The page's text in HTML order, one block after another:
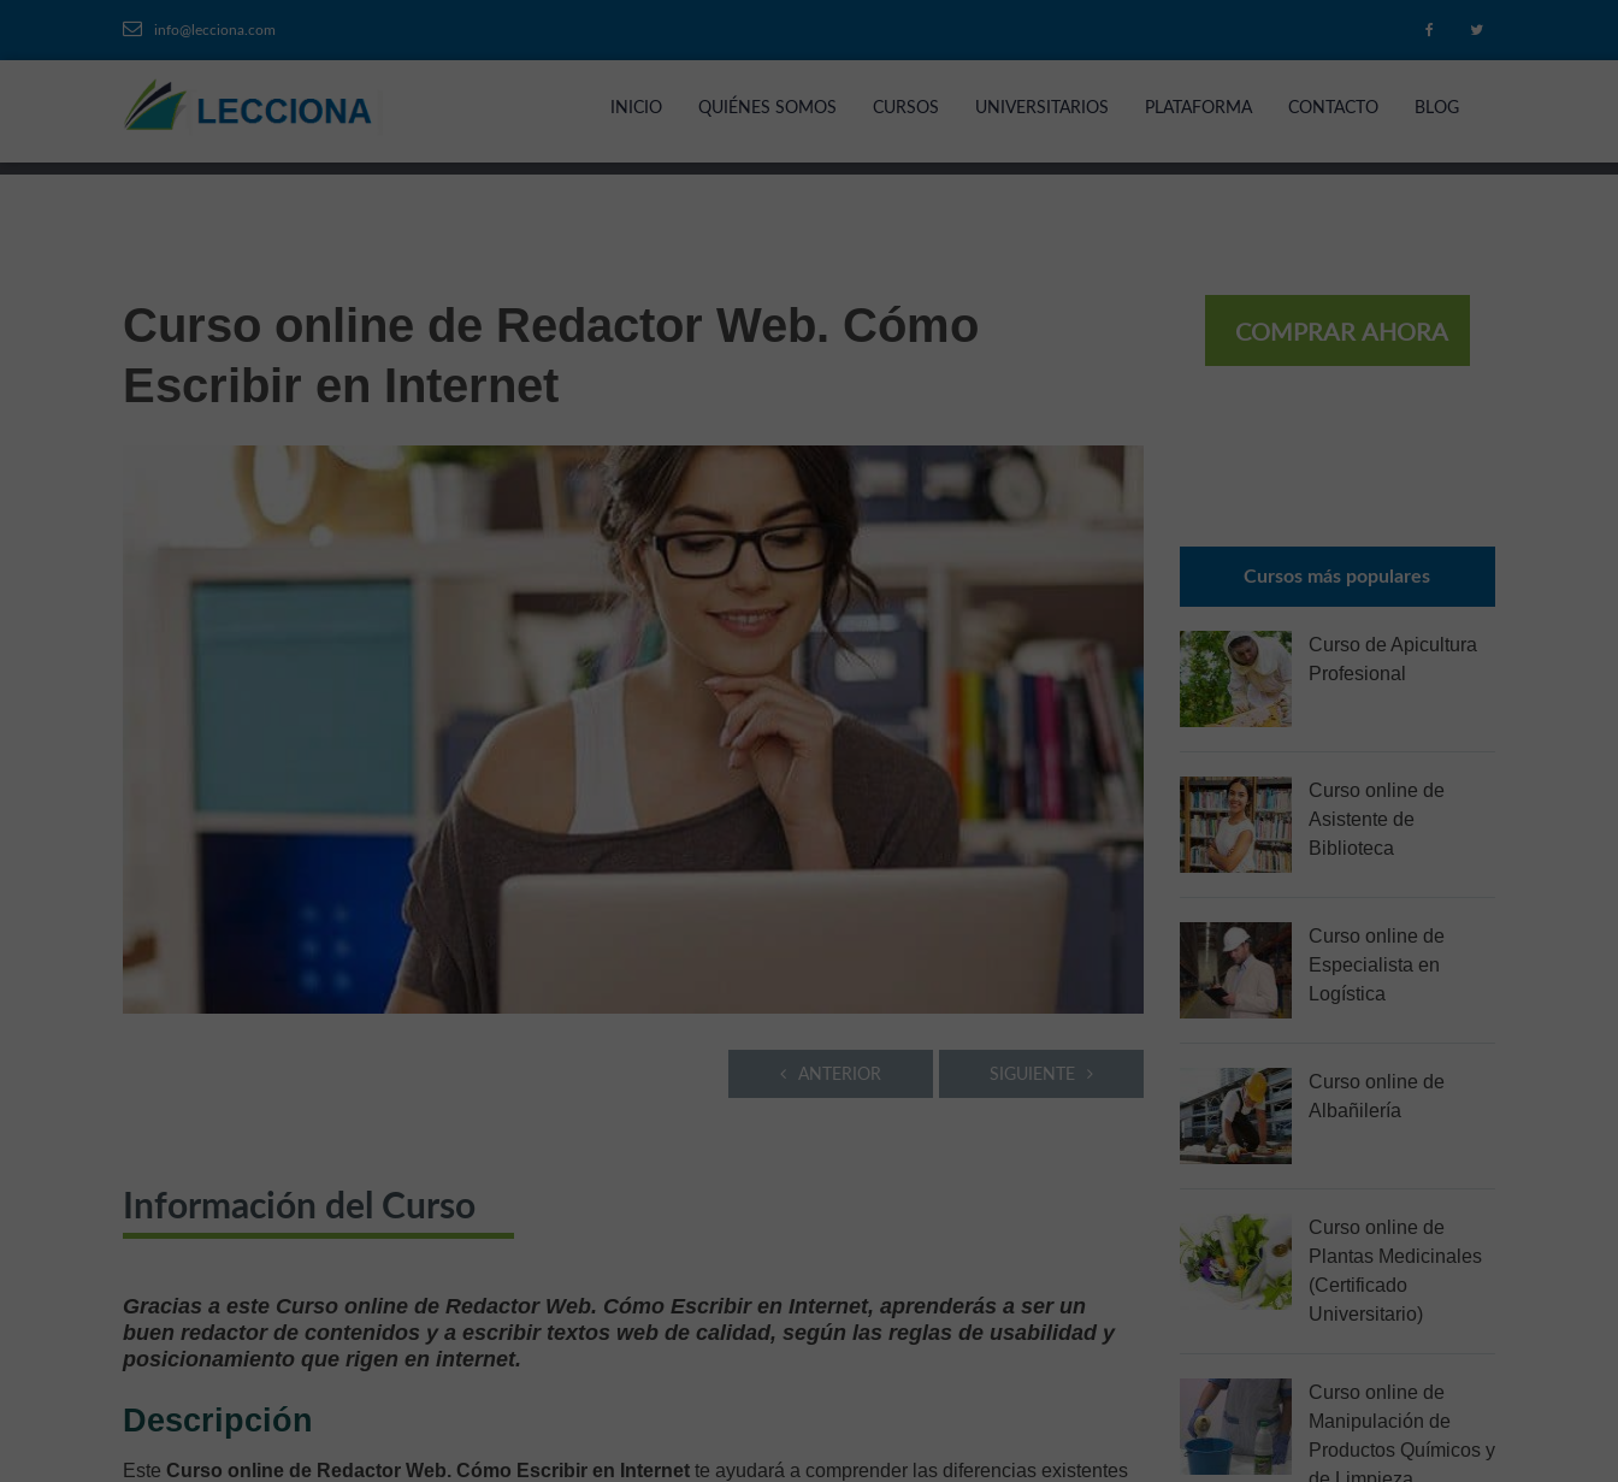
info@lecciona.com
INICIO QUIÉNES SOMOS CURSOS UNIVERSITARIOS PLATAFORMA CONTACTO BLOG
Curso online de Redactor Web. Cómo
Escribir en Internet
SIGUIENTE
ANTERIOR
Información del Curso
Gracias a este Curso online de Redactor Web. Cómo Escribir en Internet, aprenderás a ser un
buen redactor de contenidos y a escribir textos web de calidad, según las reglas de usabilidad y
posicionamiento que rigen en internet.
Descripción
Este Curso online de Redactor Web. Cómo Escribir en Internet te ayudará a comprender las diferencias existentes
COMPRAR AHORA
Cursos más populares
Curso de Apicultura
Profesional
Curso online de
Asistente de
Biblioteca
Curso online de
Especialista en
Logística
Curso online de
Albañilería
Curso online de
Plantas Medicinales
(Certificado
Universitario)
Curso online de
Manipulación de
Productos Químicos y